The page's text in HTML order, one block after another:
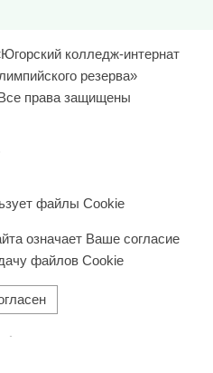
колледж-интернат
резерва»
права защищены
файлы Cookie
означает Ваше согласие
файлов Cookie